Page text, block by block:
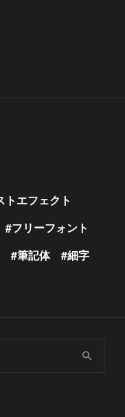
トエフェクト
フリーフォント
筆記体
細字